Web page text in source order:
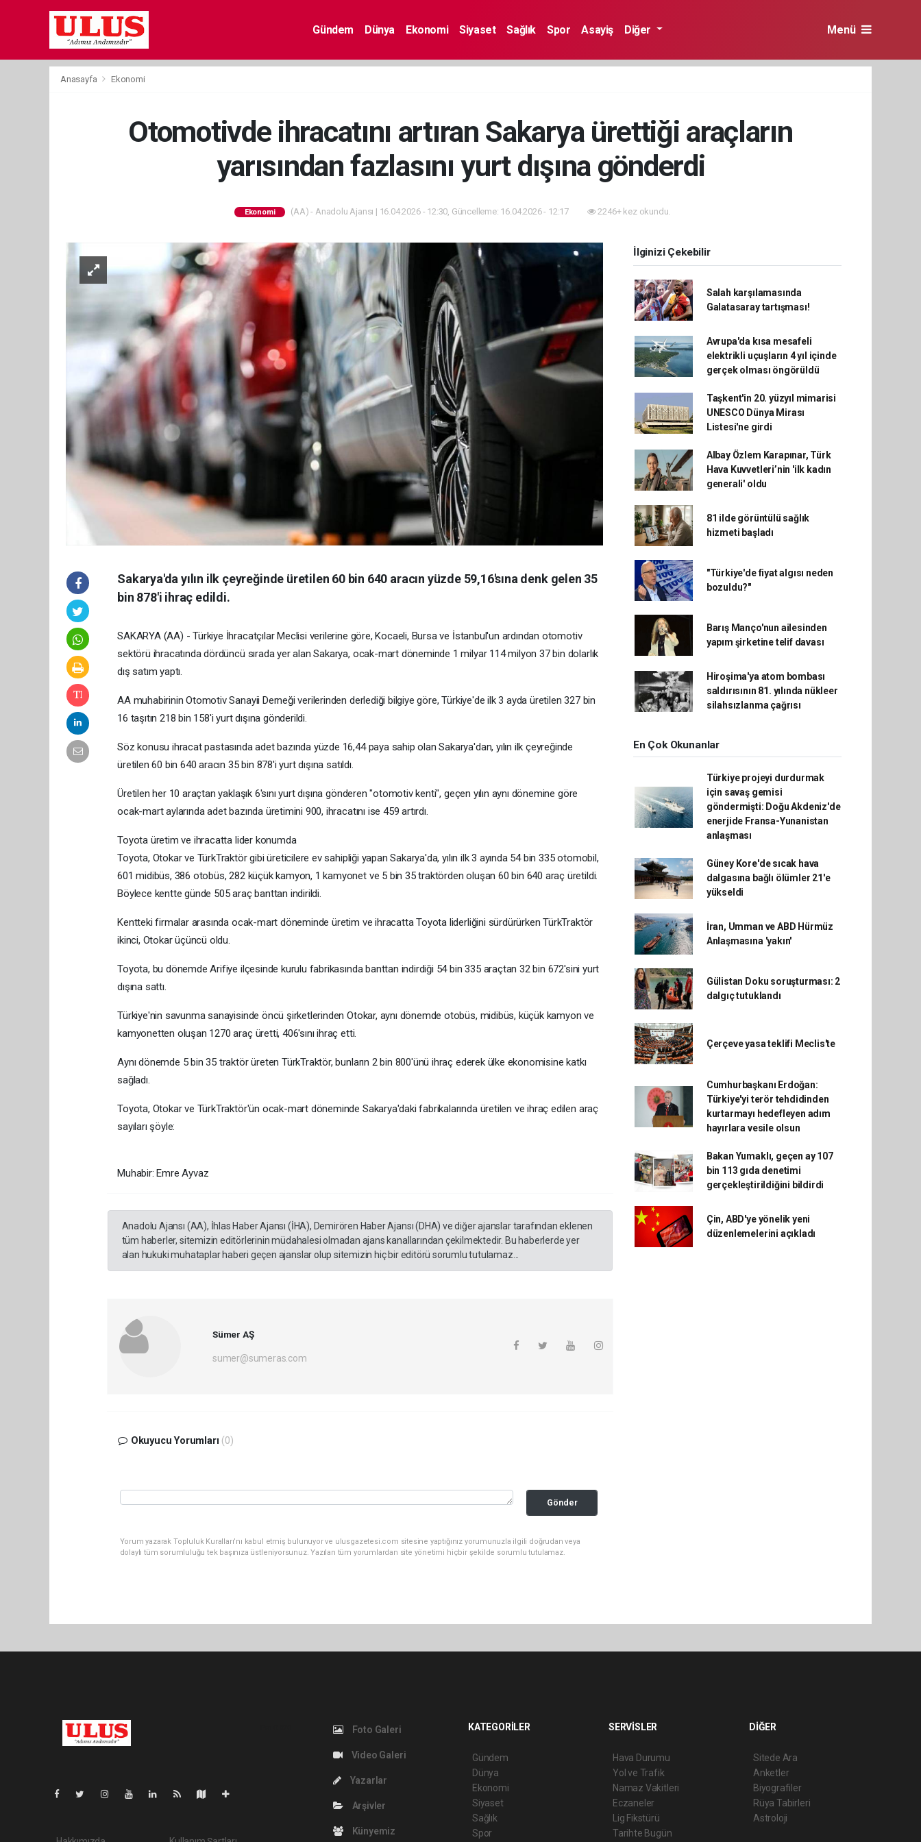
Gündem Dünya Ekonomi Siyaset Sağlık Spor Asayiş Diğer Menü
Anasayfa Ekonomi
Otomotivde ihracatını artıran Sakarya ürettiği araçların
yarısından fazlasını yurt dışına gönderdi
Ekonomi (AA) - Anadolu Ajansı | 16.04.2026 - 12:30, Güncelleme: 16.04.2026 - 12:17 2246+ kez okundu.
Sakarya'da yılın ilk çeyreğinde üretilen 60 bin 640 aracın yüzde 59,16'sına denk gelen 35
bin 878'i ihraç edildi.
SAKARYA (AA) - Türkiye İhracatçılar Meclisi verilerine göre, Kocaeli, Bursa ve İstanbul'un ardından otomotiv
sektörü ihracatında dördüncü sırada yer alan Sakarya, ocak-mart döneminde 1 milyar 114 milyon 37 bin dolarlık
dış satım yaptı.
AA muhabirinin Otomotiv Sanayii Derneği verilerinden derlediği bilgiye göre, Türkiye'de ilk 3 ayda üretilen 327 bin
16 taşıtın 218 bin 158'i yurt dışına gönderildi.
Söz konusu ihracat pastasında adet bazında yüzde 16,44 paya sahip olan Sakarya'dan, yılın ilk çeyreğinde
üretilen 60 bin 640 aracın 35 bin 878'i yurt dışına satıldı.
Üretilen her 10 araçtan yaklaşık 6'sını yurt dışına gönderen "otomotiv kenti", geçen yılın aynı dönemine göre
ocak-mart aylarında adet bazında üretimini 900, ihracatını ise 459 artırdı.
Toyota üretim ve ihracatta lider konumda
Toyota, Otokar ve TürkTraktör gibi üreticilere ev sahipliği yapan Sakarya'da, yılın ilk 3 ayında 54 bin 335 otomobil,
601 midibüs, 386 otobüs, 282 küçük kamyon, 1 kamyonet ve 5 bin 35 traktörden oluşan 60 bin 640 araç üretildi.
Böylece kentte günde 505 araç banttan indirildi.
Kentteki firmalar arasında ocak-mart döneminde üretim ve ihracatta Toyota liderliğini sürdürürken TürkTraktör
ikinci, Otokar üçüncü oldu.
Toyota, bu dönemde Arifiye ilçesinde kurulu fabrikasında banttan indirdiği 54 bin 335 araçtan 32 bin 672'sini yurt
dışına sattı.
Türkiye'nin savunma sanayisinde öncü şirketlerinden Otokar, aynı dönemde otobüs, midibüs, küçük kamyon ve
kamyonetten oluşan 1270 araç üretti, 406'sını ihraç etti.
Aynı dönemde 5 bin 35 traktör üreten TürkTraktör, bunların 2 bin 800'ünü ihraç ederek ülke ekonomisine katkı
sağladı.
Toyota, Otokar ve TürkTraktör'ün ocak-mart döneminde Sakarya'daki fabrikalarında üretilen ve ihraç edilen araç
sayıları şöyle:
Muhabir: Emre Ayvaz
Anadolu Ajansı (AA), İhlas Haber Ajansı (İHA), Demirören Haber Ajansı (DHA) ve diğer ajanslar tarafından eklenen
tüm haberler, sitemizin editörlerinin müdahalesi olmadan ajans kanallarından çekilmektedir. Bu haberlerde yer
alan hukuki muhataplar haberi geçen ajanslar olup sitemizin hiç bir editörü sorumlu tutulamaz...
Sümer AŞ
sumer@sumeras.com
Okuyucu Yorumları (0)
Gönder
Yorum yazarak Topluluk Kuralları’nı kabul etmiş bulunuyor ve ulusgazetesi.com sitesine yaptığınız yorumunuzla ilgili doğrudan veya
dolaylı tüm sorumluluğu tek başınıza üstleniyorsunuz. Yazılan tüm yorumlardan site yönetimi hiçbir şekilde sorumlu tutulamaz.
İlginizi Çekebilir
Salah karşılamasında
Galatasaray tartışması!
Avrupa'da kısa mesafeli
elektrikli uçuşların 4 yıl içinde
gerçek olması öngörüldü
Taşkent'in 20. yüzyıl mimarisi
UNESCO Dünya Mirası
Listesi'ne girdi
Albay Özlem Karapınar, Türk
Hava Kuvvetleri’nin 'ilk kadın
generali' oldu
81 ilde görüntülü sağlık
hizmeti başladı
"Türkiye'de fiyat algısı neden
bozuldu?"
Barış Manço'nun ailesinden
yapım şirketine telif davası
Hiroşima'ya atom bombası
saldırısının 81. yılında nükleer
silahsızlanma çağrısı
En Çok Okunanlar
Türkiye projeyi durdurmak
için savaş gemisi
göndermişti: Doğu Akdeniz'de
enerjide Fransa-Yunanistan
anlaşması
Güney Kore'de sıcak hava
dalgasına bağlı ölümler 21'e
yükseldi
İran, Umman ve ABD Hürmüz
Anlaşmasına 'yakın'
Gülistan Doku soruşturması: 2
dalgıç tutuklandı
Çerçeve yasa teklifi Meclis'te
Cumhurbaşkanı Erdoğan:
Türkiye'yi terör tehdidinden
kurtarmayı hedefleyen adım
hayırlara vesile olsun
Bakan Yumaklı, geçen ay 107
bin 113 gıda denetimi
gerçekleştirildiğini bildirdi
Çin, ABD'ye yönelik yeni
düzenlemelerini açıkladı
Foto Galeri
Video Galeri
Yazarlar
Arşivler
Künyemiz
KATEGORİLER
Gündem
Dünya
Ekonomi
Siyaset
Sağlık
Spor
SERVİSLER
Hava Durumu
Yol ve Trafik
Namaz Vakitleri
Eczaneler
Lig Fikstürü
Tarihte Bugün
DİĞER
Sitede Ara
Anketler
Biyografiler
Rüya Tabirleri
Astroloji